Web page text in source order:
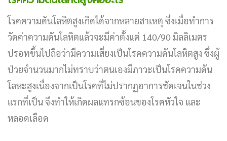
โรคความดันโลหิตสูงเกิดได้จากหลายสาเหตุ ซึ่งเมื่อทำการ
วัดค่าความดันโลหิตแล้วจะมีค่าตั้งแต่ 140/90 มิลลิเมตร
ปรอทขึ้นไปถือว่ามีความเสี่ยงเป็นโรคความดันโลหิตสูง ซึ่งผู้
ป่วยจำนวนมากไม่ทราบว่าตนเองมีภาวะเป็นโรคความดัน
โลหะสูงเนื่องจากเป็นโรคที่ไม่ปรากฏอาการชัดเจนในช่วง
แรกที่เป็น จึงทำให้เกิดผลแทรกซ้อนของโรคหัวใจ และ
หลอดเลือด